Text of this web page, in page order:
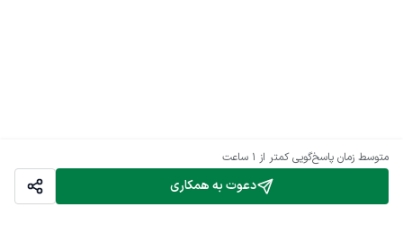
دعوت به همکاری
متوسط زمان پاسخ‌گویی کمتر از 1 ساعت